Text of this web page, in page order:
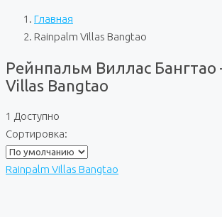
Главная
Rainpalm Villas Bangtao
Рейнпальм Виллас
Villas Bangtao
1 Доступно
Сортировка:
Rainpalm Villas Bangtao